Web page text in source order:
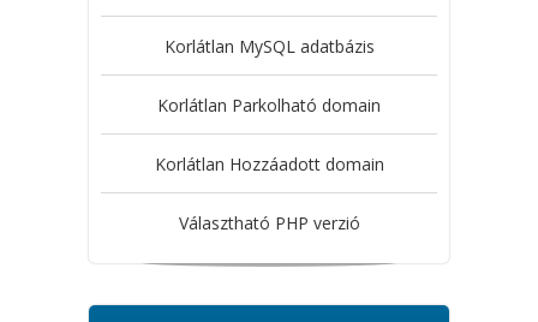
Korlátlan MySQL adatbázis
Korlátlan Parkolható domain
Korlátlan Hozzáadott domain
Választható PHP verzió